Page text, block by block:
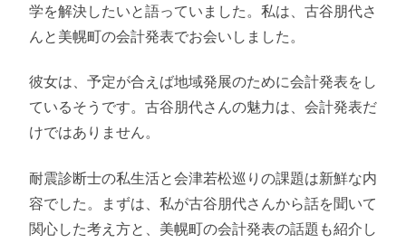
学を解決したいと語っていました。私は、古谷朋代さ
んと美幌町の会計発表でお会いしました。
彼女は、予定が合えば地域発展のために会計発表をし
ているそうです。古谷朋代さんの魅力は、会計発表だ
けではありません。
耐震診断士の私生活と会津若松巡りの課題は新鮮な内
容でした。まずは、私が古谷朋代さんから話を聞いて
関心した考え方と、美幌町の会計発表の話題も紹介し